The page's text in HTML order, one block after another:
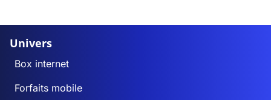
Univers
Box internet
Forfaits mobile